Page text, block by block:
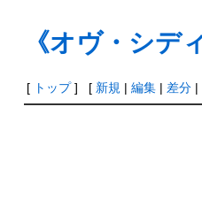
《オヴ・シデ
[ トップ] [ 新規| 編集| 差分|